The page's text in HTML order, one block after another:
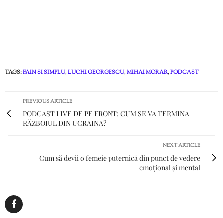
TAGS:FAIN SI SIMPLU,LUCHI GEORGESCU,MIHAI MORAR,PODCAST
PREVIOUS ARTICLE
PODCAST LIVE DE PE FRONT: CUM SE VA TERMINA
RĂZBOIUL DIN UCRAINA?
NEXT ARTICLE
Cum să devii o femeie puternică din punct de vedere
emoțional și mental